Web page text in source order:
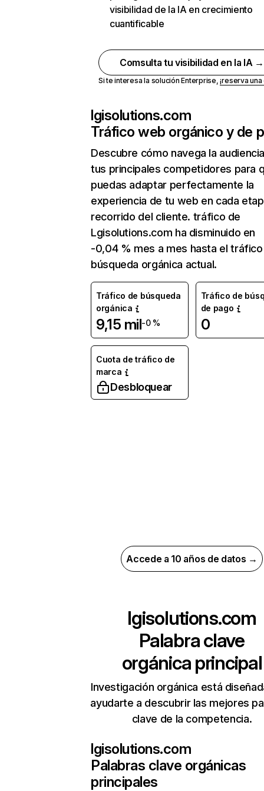
visibilidad de la IA en crecimiento
cuantificable
Comsulta tu visibilidad en la IA →
Si te interesa la solución Enterprise,¡reserva
lgisolutions.com
Tráfico web orgánico y de
Descubre cómo navega la
tus principales competidores para
puedas adaptar perfectamente la
experiencia de tu web en cada
recorrido del cliente. tráfico de
Lgisolutions.com ha disminuido en
-0,04 % mes a mes hasta el
búsqueda orgánica actual.
Tráfico de búsqueda
orgánica
9,15 mil-0 %
Tráfico de
de pago
0
Cuota de tráfico de
marca
Desbloquear
Accede a 10 años de datos →
lgisolutions.com
Palabra clave
orgánica principal
Investigación orgánica está
ayudarte a descubrir las mejores
clave de la competencia.
lgisolutions.com
Palabras clave orgánicas
principales